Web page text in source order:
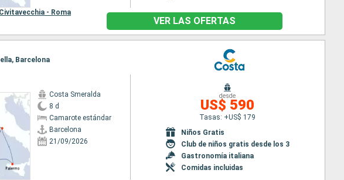
Civitavecchia - Roma
VER LAS OFERTAS
Barcelona
Costa Smeralda
8 d
Camarote estándar
Barcelona
21/09/2026
desde
US$ 590
Tasas: +US$ 179
Niños Gratis
Club de niños gratis desde los 3
Gastronomía italiana
Comidas incluidas